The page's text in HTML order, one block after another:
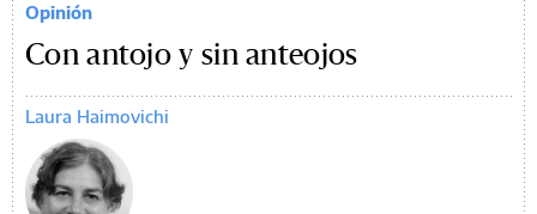
Opinión
Con antojo y sin anteojos
Laura Haimovichi